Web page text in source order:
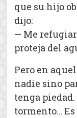
que su hijo
dijo:
— Me
proteja del
Pero en
nadie sino
tenga
tormento…